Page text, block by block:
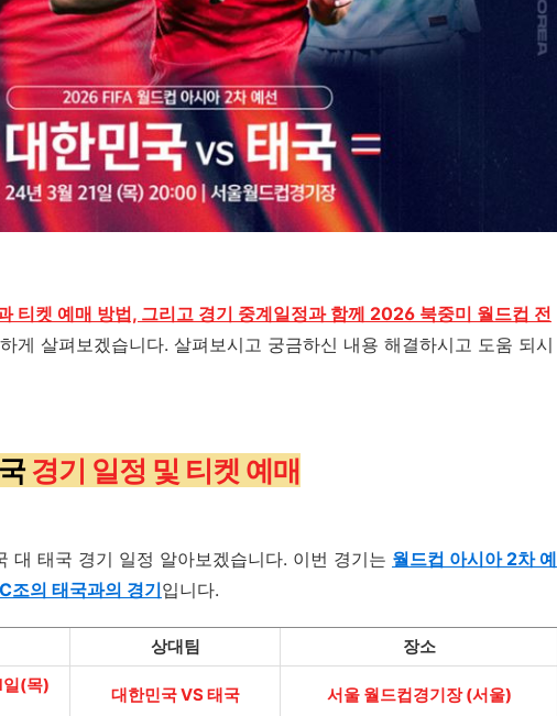
티켓 예매 방법, 그리고 경기 중계일정과 함께 2026 북중미 월드컵 전
게 살펴보겠습니다. 살펴보시고 궁금하신 내용 해결하시고 도움 되시
경기 일정 및 티켓 예매
대 태국 경기 일정 알아보겠습니다. 이번 경기는 월드컵 아시아 2차 예
조의 태국과의 경기입니다.
상대팀 장소
(목)
대한민국 VS 태국 서울 월드컵경기장 (서울)